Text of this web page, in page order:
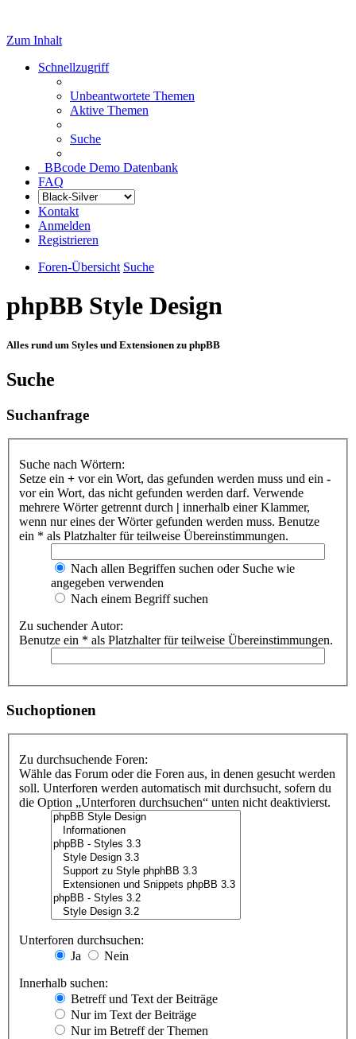
Zum Inhalt
Schnellzugriff
Unbeantwortete Themen
Aktive Themen
Suche
BBcode Demo Datenbank
FAQ
Kontakt
Anmelden
Registrieren
Foren-Übersicht Suche
phpBB Style Design
Alles rund um Styles und Extensionen zu phpBB
Suche
Suchanfrage
Suche nach Wörtern:
Setze ein + vor ein Wort, das gefunden werden muss und ein -
vor ein Wort, das nicht gefunden werden darf. Verwende
mehrere Wörter getrennt durch | innerhalb einer Klammer,
wenn nur eines der Wörter gefunden werden muss. Benutze
ein * als Platzhalter für teilweise Übereinstimmungen.
Nach allen Begriffen suchen oder Suche wie
angegeben verwenden
Nach einem Begriff suchen
Zu suchender Autor:
Benutze ein * als Platzhalter für teilweise Übereinstimmungen.
Suchoptionen
Zu durchsuchende Foren:
Wähle das Forum oder die Foren aus, in denen gesucht werden
soll. Unterforen werden automatisch mit durchsucht, sofern du
die Option „Unterforen durchsuchen“ unten nicht deaktivierst.
Unterforen durchsuchen:
Ja
Nein
Innerhalb suchen:
Betreff und Text der Beiträge
Nur im Text der Beiträge
Nur im Betreff der Themen